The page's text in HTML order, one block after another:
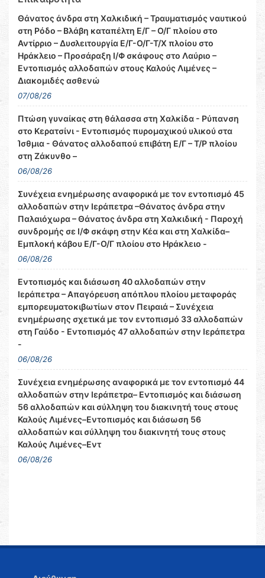
Θάνατος άνδρα στη Χαλκιδική – Τραυματισμός ναυτικού
στη Ρόδο – Βλάβη καταπέλτη Ε/Γ – Ο/Γ πλοίου στο
Αντίρριο – Δυσλειτουργία Ε/Γ-Ο/Γ-Τ/Χ πλοίου στο
Ηράκλειο – Προσάραξη Ι/Φ σκάφους στο Λαύριο –
Εντοπισμός αλλοδαπών στους Καλούς Λιμένες –
Διακομιδές ασθενώ
07/08/26
Πτώση γυναίκας στη θάλασσα στη Χαλκίδα - Ρύπανση
στο Κερατσίνι - Εντοπισμός πυρομαχικού υλικού στα
Ίσθμια - Θάνατος αλλοδαπού επιβάτη Ε/Γ – Τ/Ρ πλοίου
στη Ζάκυνθο –
06/08/26
Συνέχεια ενημέρωσης αναφορικά με τον εντοπισμό 45
αλλοδαπών στην Ιεράπετρα –Θάνατος άνδρα στην
Παλαιόχωρα – Θάνατος άνδρα στη Χαλκιδική - Παροχή
συνδρομής σε Ι/Φ σκάφη στην Κέα και στη Χαλκίδα–
Εμπλοκή κάβου Ε/Γ-Ο/Γ πλοίου στο Ηράκλειο -
06/08/26
Εντοπισμός και διάσωση 40 αλλοδαπών στην
Ιεράπετρα – Απαγόρευση απόπλου πλοίου μεταφοράς
εμπορευματοκιβωτίων στον Πειραιά – Συνέχεια
ενημέρωσης σχετικά με τον εντοπισμό 33 αλλοδαπών
στη Γαύδο - Εντοπισμός 47 αλλοδαπών στην Ιεράπετρα
-
06/08/26
Συνέχεια ενημέρωσης αναφορικά με τον εντοπισμό 44
αλλοδαπών στην Ιεράπετρα– Εντοπισμός και διάσωση
56 αλλοδαπών και σύλληψη του διακινητή τους στους
Καλούς Λιμένες–Εντοπισμός και διάσωση 56
αλλοδαπών και σύλληψη του διακινητή τους στους
Καλούς Λιμένες–Εντ
06/08/26